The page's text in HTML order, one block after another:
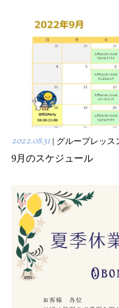
2022.08.31| グループレッス
9月のスケジュール